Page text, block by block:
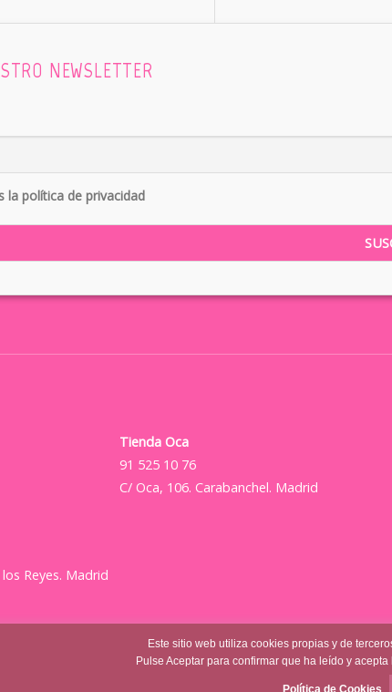
NEWSLETTER
la política de privacidad
Reyes. Madrid
Tienda Oca
91 525 10 76
C/ Oca, 106. Carabanchel. Madrid
Aviso Legal |Política de Privacidad|
Este sitio web utiliza cookies propias y de
Pulse Aceptar para confirmar que ha leído y
Política de Cookies